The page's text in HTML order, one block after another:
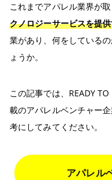
これまでアパレル業界が
クノロジーサービスを提
業があり、何をしている
ょうか。
この記事では、READY
載のアパレルベンチャー
考にしてみてください。
アパレル